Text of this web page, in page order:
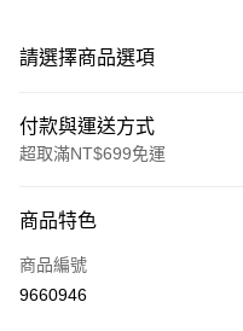
請選擇商品選項
付款與運送方式
超取滿NT$699免運
信用卡一次付款
超商取貨付款
商品特色
商品編號
9660946